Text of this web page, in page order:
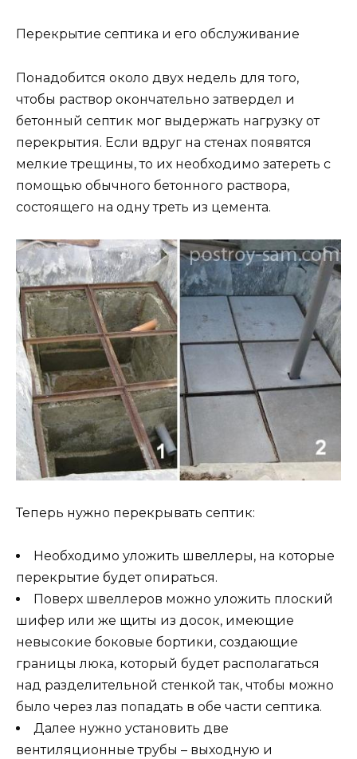
Перекрытие септика и его обслуживание
Понадобится около двух недель для того,
чтобы раствор окончательно затвердел и
бетонный септик мог выдержать нагрузку от
перекрытия. Если вдруг на стенах появятся
мелкие трещины, то их необходимо затереть с
помощью обычного бетонного раствора,
состоящего на одну треть из цемента.
Теперь нужно перекрывать септик:
Необходимо уложить швеллеры, на которые
перекрытие будет опираться.
Поверх швеллеров можно уложить плоский
шифер или же щиты из досок, имеющие
невысокие боковые бортики, создающие
границы люка, который будет располагаться
над разделительной стенкой так, чтобы можно
было через лаз попадать в обе части септика.
Далее нужно установить две
вентиляционные трубы – выходную и